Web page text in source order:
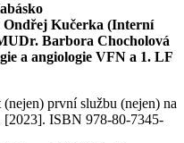
Kučerka (Interní
Barbora Chocholová
a angiologie VFN a 1. LF
první službu (nejen) na
[2023]. ISBN 978-80-7345-